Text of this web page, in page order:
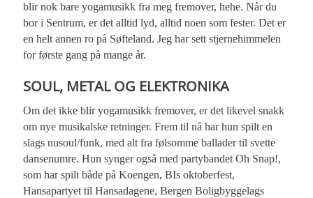
blir nok bare yogamusikk fra meg fremover, hehe. Når du
bor i Sentrum, er det alltid lyd, alltid noen som fester. Det er
en helt annen ro på Søfteland. Jeg har sett stjernehimmelen
for første gang på mange år.
SOUL, METAL OG ELEKTRONIKA
Om det ikke blir yogamusikk fremover, er det likevel snakk
om nye musikalske retninger. Frem til nå har hun spilt en
slags nusoul/funk, med alt fra følsomme ballader til svette
dansenumre. Hun synger også med partybandet Oh Snap!,
som har spilt både på Koengen, BIs oktoberfest,
Hansapartyet til Hansadagene, Bergen Boligbyggelags